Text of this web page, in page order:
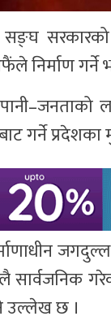
सरकारको
निर्माण गर्ने
गर्ने प्रदेशका
उल्लेख छ ।